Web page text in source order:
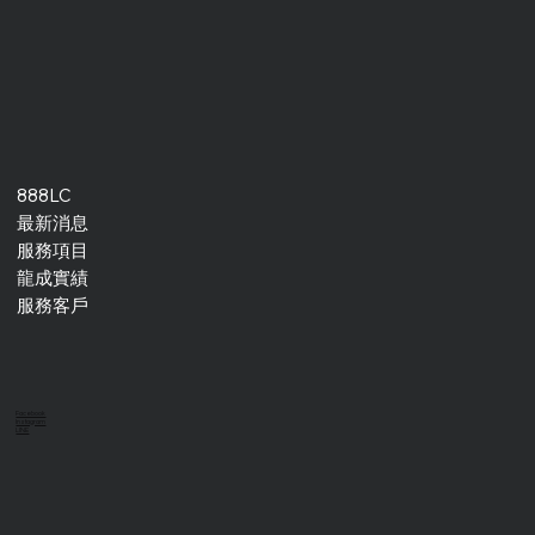
888LC
最新消息
服務項目
龍成實績
服務客戶